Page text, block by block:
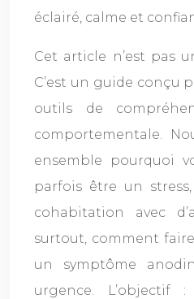
éclairé, calme et
Cet article n’est pas
C’est un guide conçu
outils de
comportementale.
ensemble pourquoi
parfois être un
cohabitation avec
surtout, comment
un symptôme
urgence. L’objectif